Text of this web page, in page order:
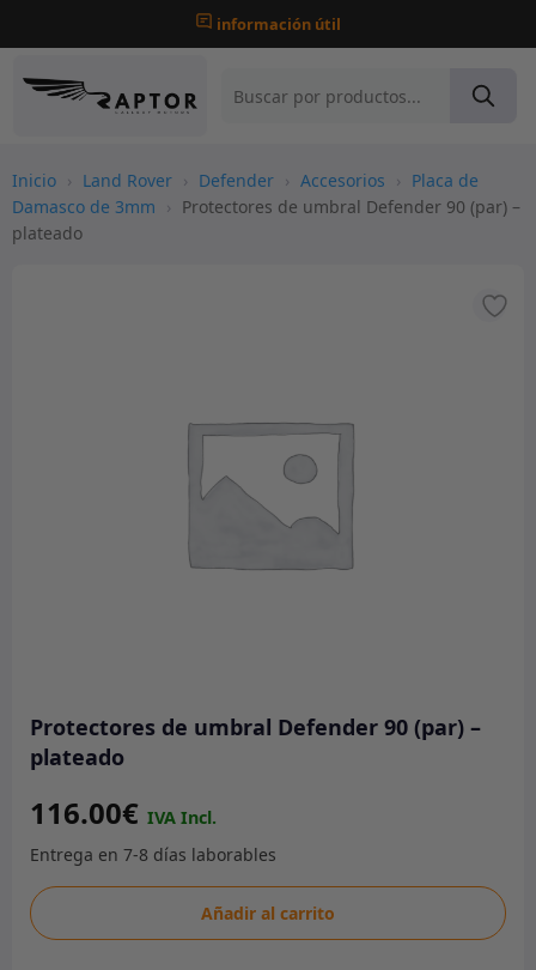
información útil
Inicio › Land Rover › Defender › Accesorios › Placa de
Damasco de 3mm › Protectores de umbral Defender 90 (par) –
plateado
Protectores de umbral Defender 90 (par) –
plateado
116.00€
Protectores
de
Añadir al carrito